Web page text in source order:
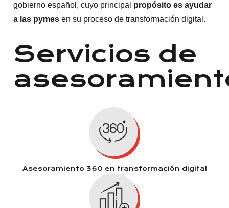
gobierno español, cuyo principal propósito es ayudar
a las pymes en su proceso de transformación digital.
Servicios de
Asesoramiento 360 en transformación digital